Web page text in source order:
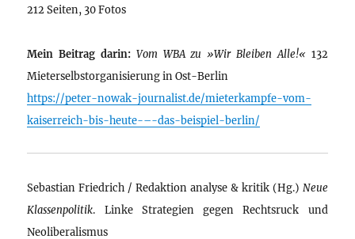
212 Seiten, 30 Fotos
Mein Beitrag darin: Vom WBA zu »Wir Bleiben Alle!« 132
Mieterselbstorganisierung in Ost-Berlin
https://peter-nowak-journalist.de/mieterkampfe-vom-
kaiserreich-bis-heute-–-das-beispiel-berlin/
Sebastian Friedrich / Redaktion analyse & kritik (Hg.) Neue
Klassenpolitik. Linke Strategien gegen Rechtsruck und
Neoliberalismus